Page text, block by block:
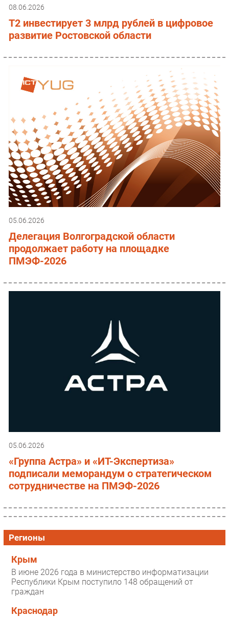
08.06.2026
T2 инвестирует 3 млрд рублей в цифровое
развитие Ростовской области
05.06.2026
Делегация Волгоградской области
продолжает работу на площадке
ПМЭФ-2026
05.06.2026
«Группа Астра» и «ИТ-Экспертиза»
подписали меморандум о стратегическом
сотрудничестве на ПМЭФ-2026
Регионы
Крым
В июне 2026 года в министерство информатизации
Республики Крым поступило 148 обращений от
граждан
Краснодар